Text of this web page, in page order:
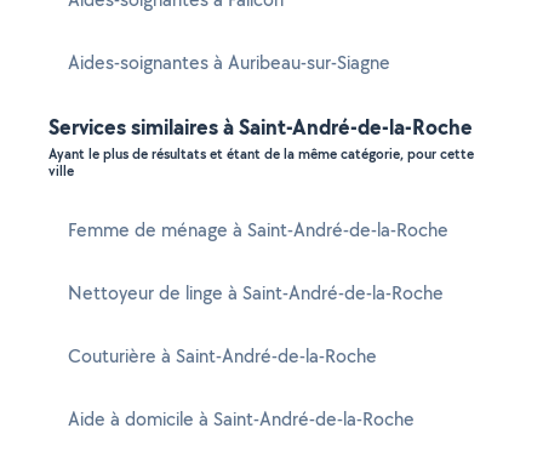
Aides-soignantes à Auribeau-sur-Siagne
Services similaires à Saint-André-de-la-Roche
Ayant le plus de résultats et étant de la même catégorie, pour cette
ville
Femme de ménage à Saint-André-de-la-Roche
Nettoyeur de linge à Saint-André-de-la-Roche
Couturière à Saint-André-de-la-Roche
Aide à domicile à Saint-André-de-la-Roche